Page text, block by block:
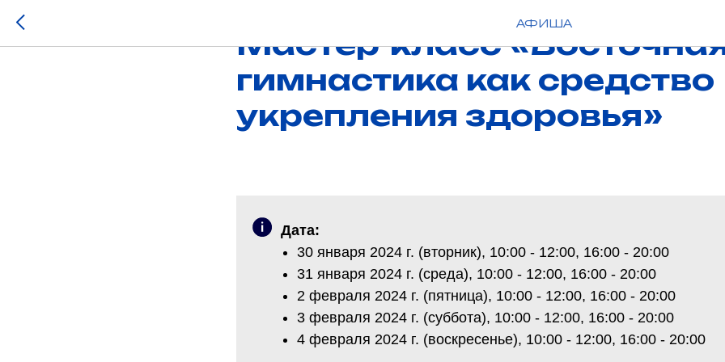
АФИША
Мастер-класс
гимнастика как средство
укрепления здоровья»
Дата:
30 января 2024 г. (вторник), 10:00 - 12:00, 16:00 - 20:00
31 января 2024 г. (среда), 10:00 - 12:00, 16:00 - 20:00
2 февраля 2024 г. (пятница), 10:00 - 12:00, 16:00 - 20:00
3 февраля 2024 г. (суббота), 10:00 - 12:00, 16:00 - 20:00
4 февраля 2024 г. (воскресенье), 10:00 - 12:00, 16:00 - 20:00